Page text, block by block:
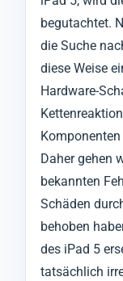
begutachtet.
die Suche
diese Weise
Hardware-
Daher gehen
bekannten
Schäden
behoben
des iPad 5
tatsächlich